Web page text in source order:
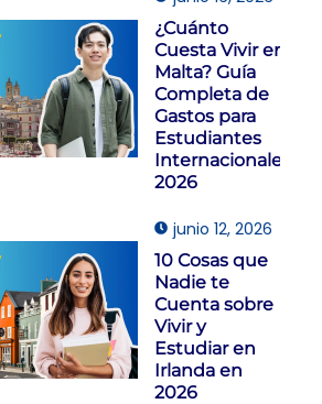
¿Cuánto
Cuesta Vivir en
Malta? Guía
Completa de
Gastos para
Estudiantes
Internacionales
2026
junio 12, 2026
10 Cosas que
Nadie te
Cuenta sobre
Vivir y
Estudiar en
Irlanda en
2026